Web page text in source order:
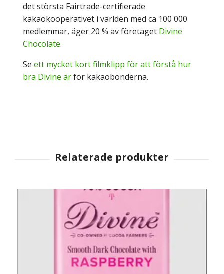
det största Fairtrade-certifierade
kakaokooperativet i världen med ca 100 000
medlemmar, äger 20 % av företaget Divine
Chocolate.
Se ett mycket kort filmklipp för att förstå hur
bra Divine ärför kakaobönderna.